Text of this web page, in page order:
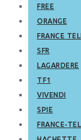
FREE
ORANGE
FRANCE
SFR
LAGARDERE
TF1
VIVENDI
SPIE
FRANCE-